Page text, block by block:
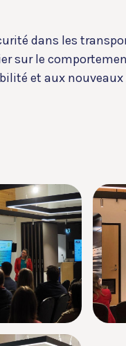
dans les
sur le
et aux